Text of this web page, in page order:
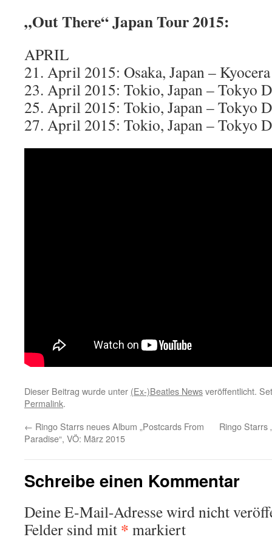
„Out There“ Japan Tour 2015:
APRIL
21. April 2015: Osaka, Japan –
23. April 2015: Tokio, Japan – Tokyo
25. April 2015: Tokio, Japan – Tokyo
27. April 2015: Tokio, Japan – Tokyo
Dieser Beitrag wurde unter (Ex-)Beatles Newsveröffentlicht.
Permalink.
← Ringo Starrs neues Album „Postcards From
Paradise“, VÖ: März 2015
Ringo Starrs
Schreibe einen Kommentar
Deine E-Mail-Adresse wird nicht
Felder sind mit * markiert